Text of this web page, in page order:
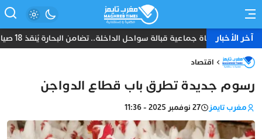
آخر الأخبارنجاة جماعية قبالة سواحل الداخلة.. تضامن البحارة يُنقذ 18 صياداً من غرق مركب “أمانة”
اقتصاد
رسوم جديدة تطرق باب قطاع الدواجن
مغرب تايمز 27 نوفمبر 2025 - 11:36